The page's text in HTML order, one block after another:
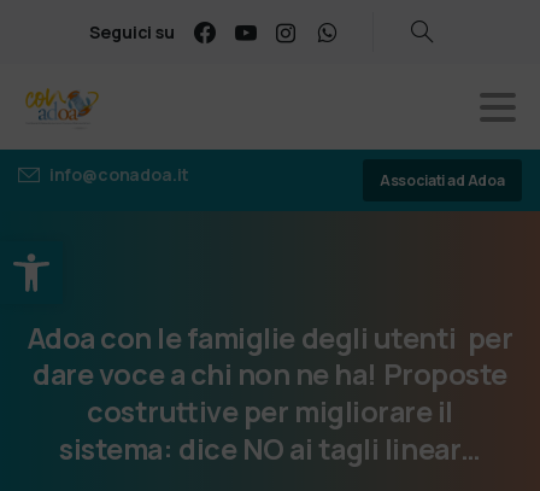
Apri la barra degli strumenti
Seguici su
info@conadoa.it Associati ad Adoa
Adoacon lefamiglie degli utenti per
darevoceachi non ne ha! Proposte
costruttive per migliorare il
sistema: dice NOai tagli linear…